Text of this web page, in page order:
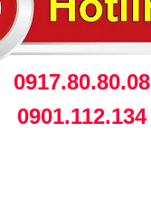
0917.80.80.08
0901.112.134